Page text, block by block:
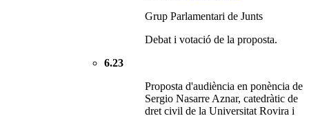
Grup Parlamentari de Junts
Debat i votació de la proposta.
6.23
Proposta d'audiència en ponència de
Sergio Nasarre Aznar, catedràtic de
dret civil de la Universitat Rovira i